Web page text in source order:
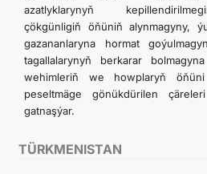
TÜRKMENISTAN
azatlyklarynyň
çökgünligiň öňüniň alynmagyny,
gazananlaryna hormat
tagallalarynyň berkarar
wehimleriň we howplaryň
peseltmäge gönükdürilen
gatnaşýar.